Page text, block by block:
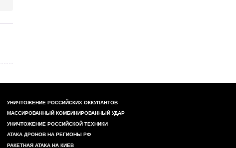
УНИЧТОЖЕНИЕ РОССИЙСКИХ ОККУПАНТОВ
МАССИРОВАННЫЙ КОМБИНИРОВАННЫЙ УДАР
УНИЧТОЖЕНИЕ РОССИЙСКОЙ ТЕХНИКИ
АТАКА ДРОНОВ НА РЕГИОНЫ РФ
РАКЕТНАЯ АТАКА НА КИЕВ